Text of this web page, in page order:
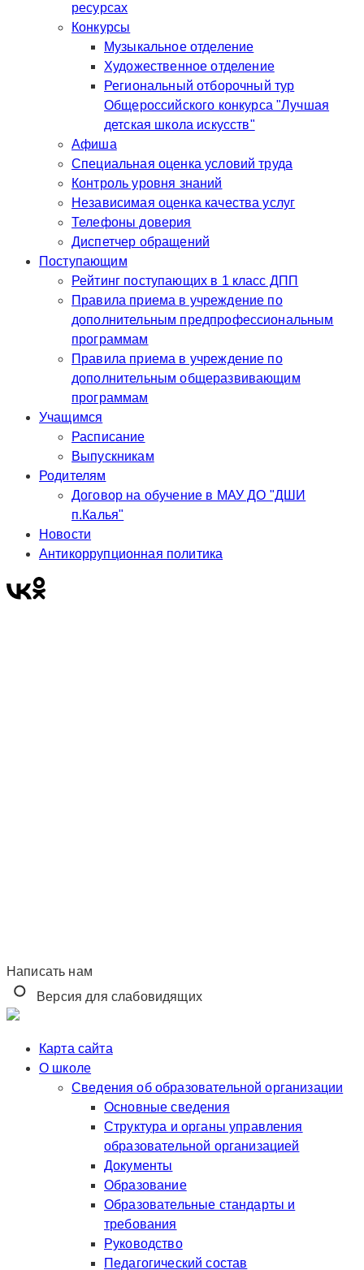
ресурсах
Конкурсы
Музыкальное отделение
Художественное отделение
Региональный отборочный тур
Общероссийского конкурса "Лучшая
детская школа искусств"
Афиша
Специальная оценка условий труда
Контроль уровня знаний
Независимая оценка качества услуг
Телефоны доверия
Диспетчер обращений
Поступающим
Рейтинг поступающих в 1 класс ДПП
Правила приема в учреждение по
дополнительным предпрофессиональным
программам
Правила приема в учреждение по
дополнительным общеразвивающим
программам
Учащимся
Расписание
Выпускникам
Родителям
Договор на обучение в МАУ ДО "ДШИ
п.Калья"
Новости
Антикоррупционная политика
Написать нам
Версия для слабовидящих
Карта сайта
О школе
Сведения об образовательной организации
Основные сведения
Структура и органы управления
образовательной организацией
Документы
Образование
Образовательные стандарты и
требования
Руководство
Педагогический состав